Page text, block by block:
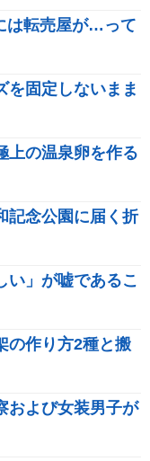
は転売屋が…って
を固定しないまま
上の温泉卵を作る
記念公園に届く折
い」が嘘であるこ
の作り方2種と搬
および女装男子が